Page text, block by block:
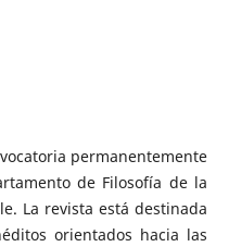
permanentemente
de Filosofía de la
La revista está destinada
orientados hacia las